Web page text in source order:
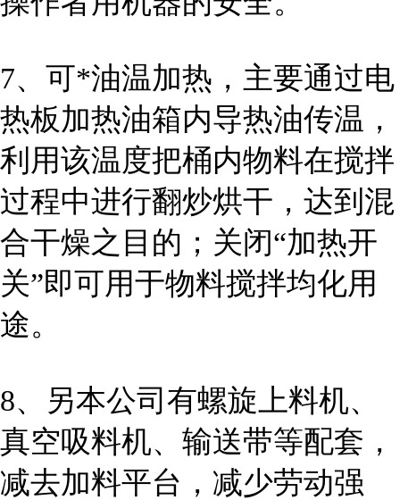
7、可*油温加热，主要通过电
热板加热油箱内导热油传温，
利用该温度把桶内物料在搅拌
过程中进行翻炒烘干，达到混
合干燥之目的；关闭“加热开
关”即可用于物料搅拌均化用
途。
8、另本公司有螺旋上料机、
真空吸料机、输送带等配套，
减去加料平台，减少劳动强